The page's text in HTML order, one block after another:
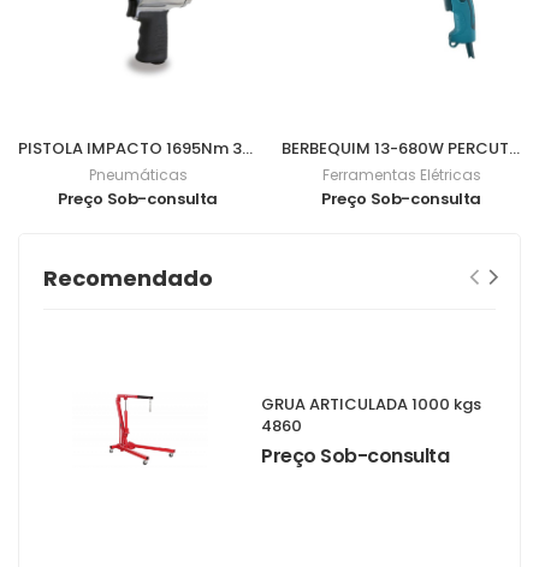
PISTOLA IMPACTO 1695Nm 3/4" 1928DA
Pneumáticas
Preço Sob-consulta
BERBEQUIM 13-680W PERCUTOR HP1641
Ferramentas Elétricas
Preço Sob-consulta
Recomendado
GRUA ARTICULADA 1000 kgs
4860
Preço Sob-consulta